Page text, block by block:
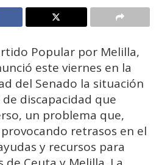
Popular por Melilla,
este viernes en la
del Senado la situación
discapacidad que
un problema que,
retrasos en el
y recursos para